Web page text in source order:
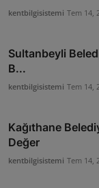
kentbilgisistemi Tem 14,
Sultanbeyli
B...
kentbilgisistemi Tem 14,
Kağıthane
Değer
kentbilgisistemi Tem 14,